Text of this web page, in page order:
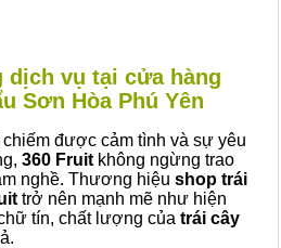
vụ tại cửa hàng
Sơn Hòa Phú Yên
được cảm tình và sự yêu
360 Fruit không ngừng trao
nghề. Thương hiệu shop trái
trở nên mạnh mẽ như hiện
tín, chất lượng của trái cây